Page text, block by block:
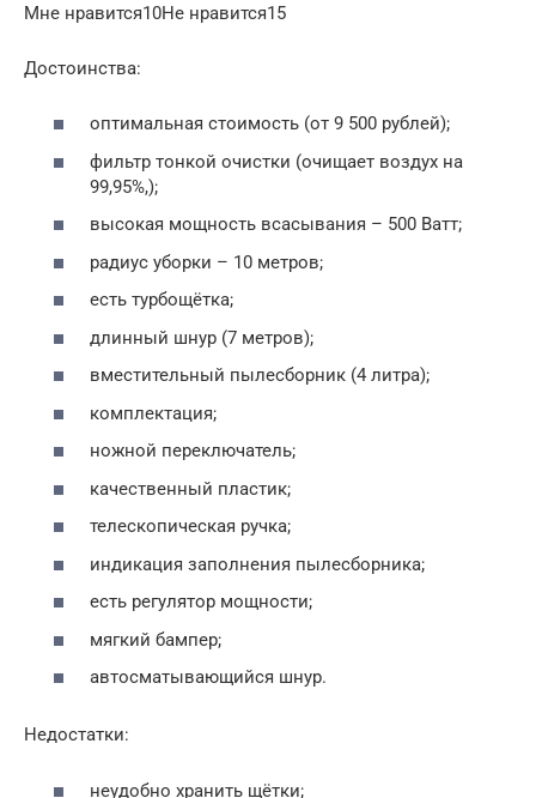
Мне нравится10Не нравится15
Достоинства:
оптимальная стоимость (от 9 500 рублей);
фильтр тонкой очистки (очищает воздух на
99,95%,);
высокая мощность всасывания – 500 Ватт;
радиус уборки – 10 метров;
есть турбощётка;
длинный шнур (7 метров);
вместительный пылесборник (4 литра);
комплектация;
ножной переключатель;
качественный пластик;
телескопическая ручка;
индикация заполнения пылесборника;
есть регулятор мощности;
мягкий бампер;
автосматывающийся шнур.
Недостатки:
неудобно хранить щётки;